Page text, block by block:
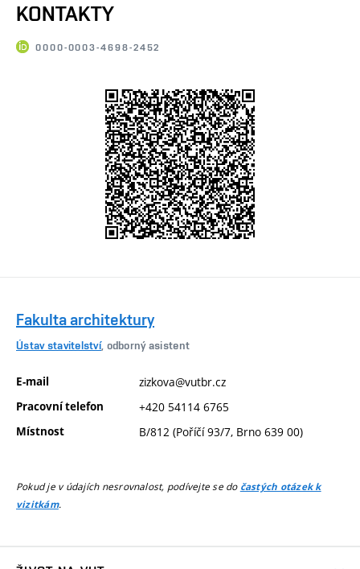
KONTAKTY
0000-0003-4698-2452
Fakulta architektury
Ústav stavitelství, odborný asistent
E-mail zizkova@vutbr.cz
Pracovní telefon +420 54114 6765
Místnost B/812 (Poříčí 93/7, Brno 639 00)
Pokud je v údajích nesrovnalost, podívejte se do častých otázek k
vizitkám.